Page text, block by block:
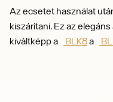
Az ecsetet használat
kiszárítani. Ez az
kiváltképp a
BLK8a